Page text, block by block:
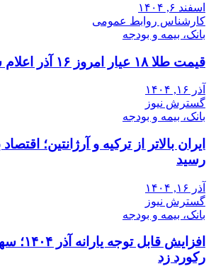
اسفند ۶, ۱۴۰۴
کارشناس روابط عمومی
بانک، بیمه و بودجه
قیمت طلا ۱۸ عیار امروز ۱۶ آذر اعلام شد + جدول
آذر ۱۶, ۱۴۰۴
گسترش نیوز
بانک، بیمه و بودجه
ایران بالاتر از ترکیه و آرژانتین؛
رسید
آذر ۱۶, ۱۴۰۴
گسترش نیوز
بانک، بیمه و بودجه
رکورد زد